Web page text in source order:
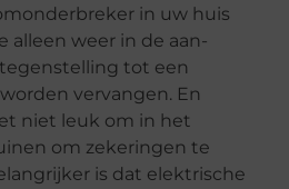
in uw huis
alleen weer in de aan-
tot een
vervangen. En
niet leuk om in het
om zekeringen te
is dat elektrische